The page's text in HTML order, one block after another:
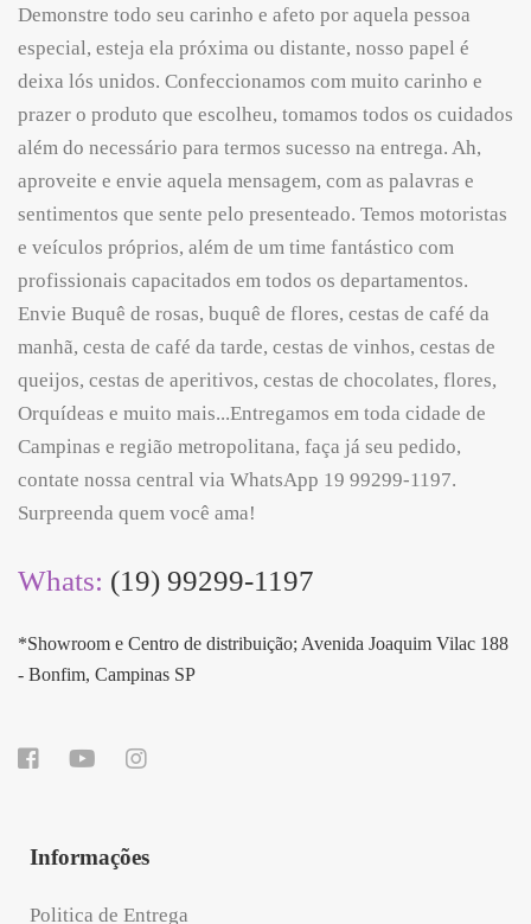
Demonstre todo seu carinho e afeto por aquela pessoa
especial, esteja ela próxima ou distante, nosso papel é
deixa lós unidos. Confeccionamos com muito carinho e
prazer o produto que escolheu, tomamos todos os cuidados
além do necessário para termos sucesso na entrega. Ah,
aproveite e envie aquela mensagem, com as palavras e
sentimentos que sente pelo presenteado. Temos motoristas
e veículos próprios, além de um time fantástico com
profissionais capacitados em todos os departamentos.
Envie Buquê de rosas, buquê de flores, cestas de café da
manhã, cesta de café da tarde, cestas de vinhos, cestas de
queijos, cestas de aperitivos, cestas de chocolates, flores,
Orquídeas e muito mais...Entregamos em toda cidade de
Campinas e região metropolitana, faça já seu pedido,
contate nossa central via WhatsApp 19 99299-1197.
Surpreenda quem você ama!
Whats: (19) 99299-1197
*Showroom e Centro de distribuição; Avenida Joaquim Vilac 188
- Bonfim, Campinas SP
Informações
Politica de Entrega